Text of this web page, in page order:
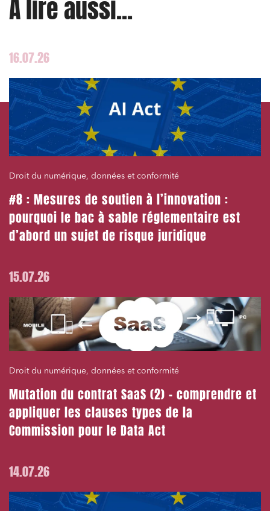
À lire aussi...
16.07.26
Droit du numérique, données et conformité
#8 : Mesures de soutien à l’innovation :
pourquoi le bac à sable réglementaire est
d’abord un sujet de risque juridique
15.07.26
Droit du numérique, données et conformité
Mutation du contrat SaaS (2) – comprendre et
appliquer les clauses types de la
Commission pour le Data Act
14.07.26